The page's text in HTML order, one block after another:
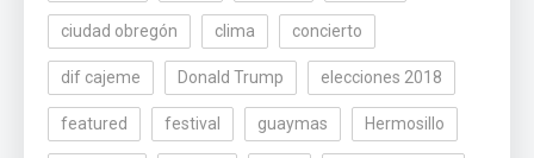
ciudad obregón clima concierto
dif cajeme Donald Trump elecciones 2018
featured festival guaymas Hermosillo